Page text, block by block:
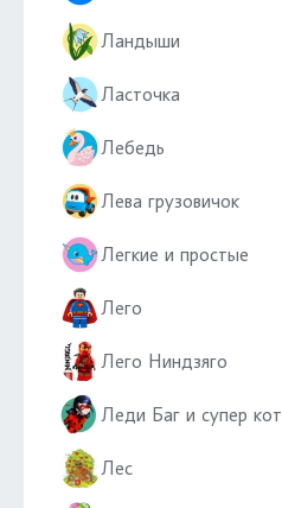
Ландыши
Ласточка
Лебедь
Лева грузовичок
Легкие и простые
Лего
Лего Ниндзяго
Леди Баг и супер кот
Лес